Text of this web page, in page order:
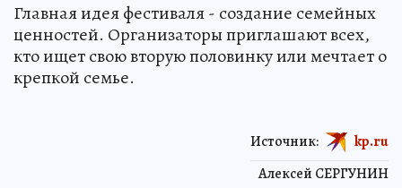
Главная идея фестиваля - создание семейных
ценностей. Организаторы приглашают всех,
кто ищет свою вторую половинку или мечтает о
крепкой семье.
Алексей СЕРГУНИН
Источник: kp.ru